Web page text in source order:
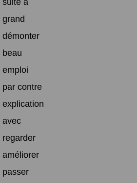
grand
démonter
beau
emploi
par contre
explication
avec
regarder
améliorer
passer